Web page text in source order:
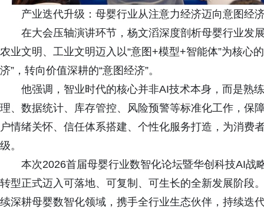
产业迭代升级：母婴行业从注意力经济迈向意图经
在大会压轴演讲环节，杨文滔深度剖析母婴行业发
农业文明、工业文明迈入以“意图+模型+智能体”为核心
济”，转向价值深耕的“意图经济”。
他强调，智业时代的核心并非AI技术本身，而是熟
理、数据统计、库存管控、风险预警等标准化工作，保
户情绪关怀、信任体系搭建、个性化服务打造，为消费
级。
本次2026首届母婴行业数智化论坛暨华创科技AI战
转型正式迈入可落地、可复制、可生长的全新发展阶段
续深耕母婴数智化领域，携手全行业生态伙伴，持续迭